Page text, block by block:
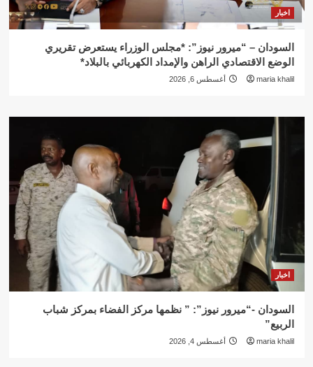
اخبار
السودان – “ميرور نيوز”: *مجلس الوزراء يستعرض تقريري
الوضع الاقتصادي الراهن والإمداد الكهربائي بالبلاد*
maria khalil أغسطس 6, 2026
اخبار
السودان -“ميرور نيوز”: ” نظمها مركز الفضاء بمركز شباب
الربيع”
maria khalil أغسطس 4, 2026